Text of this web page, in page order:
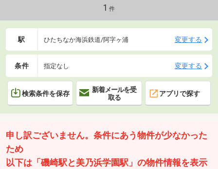
るので安心！誠実敏速に対応いたします※価格には消費税、リフ
1 件
駅 ひたちなか海浜鉄道/阿字ヶ浦 変更する
条件 指定なし 変更する
検索条件を保存
新着メールを受
取る
アプリで探す
申し訳ございません。条件にあう物件が少なかった
ため
以下は「磯崎駅と美乃浜学園駅」の物件情報を表示